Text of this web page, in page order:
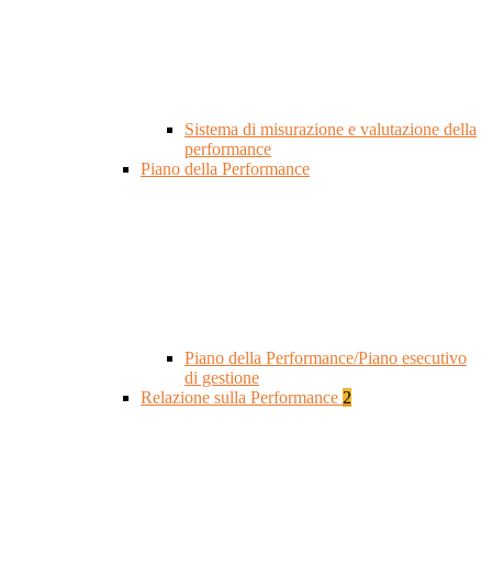
Sistema di misurazione e valutazione della
performance
Piano della Performance
Piano della Performance/Piano esecutivo
di gestione
Relazione sulla Performance 2